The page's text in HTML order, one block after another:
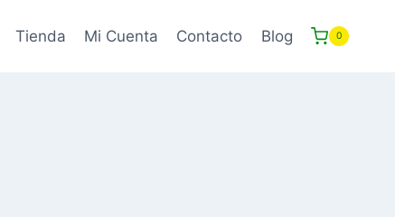
Tienda Mi Cuenta Contacto Blog 0